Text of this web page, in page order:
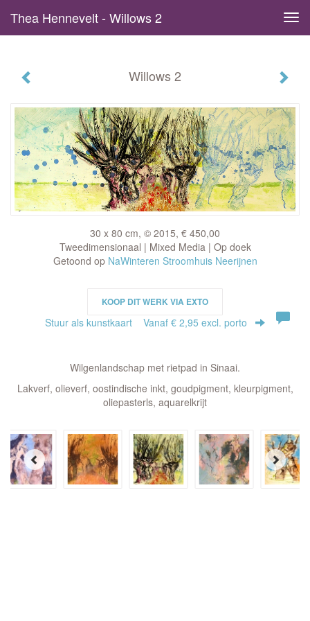
Thea Hennevelt - Willows 2
Willows 2
30 x 80 cm, © 2015, € 450,00
Tweedimensionaal | Mixed Media | Op doek
Getoond op NaWinteren Stroomhuis Neerijnen
KOOP DIT WERK VIA EXTO
Stuur als kunstkaart Vanaf € 2,95 excl. porto
Wilgenlandschap met rietpad in Sinaai.
Lakverf, olieverf, oostindische inkt, goudpigment, kleurpigment,
oliepasterls, aquarelkrijt